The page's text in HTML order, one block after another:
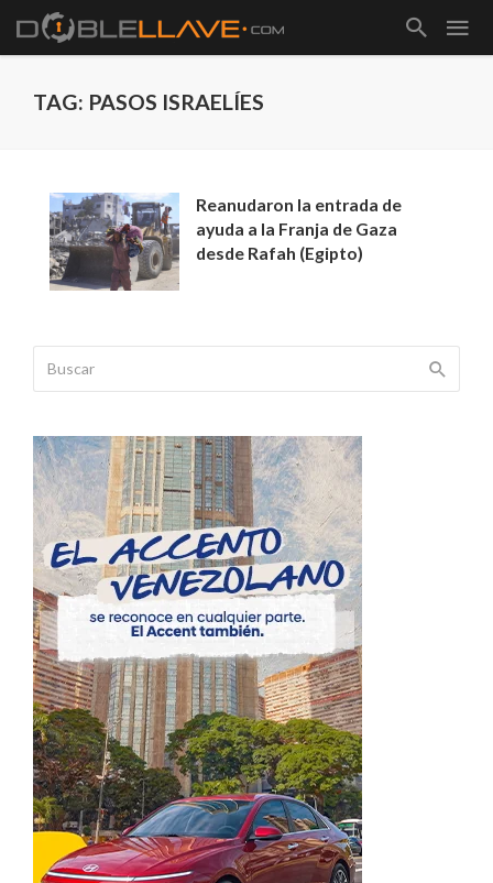
TAG: PASOS ISRAELÍES
Reanudaron la entrada de
ayuda a la Franja de Gaza
desde Rafah (Egipto)